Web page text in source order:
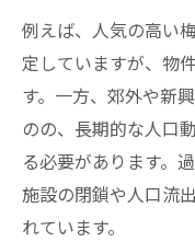
は
大阪の不
イド
失敗しない
リスクを抑え
不動産投資
例えば、人気の高い
定していますが、物
す。一方、郊外や新
のの、長期的な人口
る必要があります。
施設の閉鎖や人口流
れています。